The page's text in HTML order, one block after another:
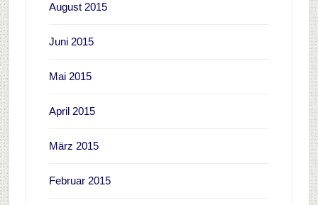
August 2015
Juni 2015
Mai 2015
April 2015
März 2015
Februar 2015